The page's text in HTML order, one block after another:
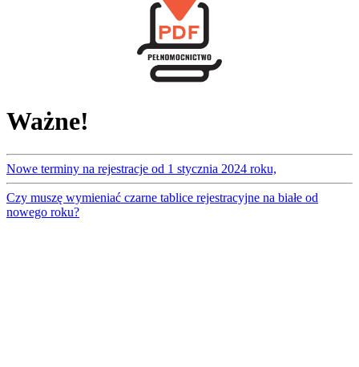
Ważne!
Nowe terminy na rejestracje od 1 stycznia 2024 roku,
Czy muszę wymieniać czarne tablice rejestracyjne na białe od
nowego roku?